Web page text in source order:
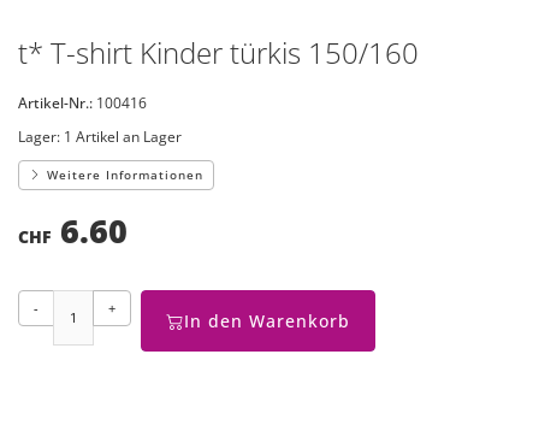
t* T-shirt Kinder türkis 150/160
Artikel-Nr.: 100416
Lager: 1 Artikel an Lager
Weitere Informationen
CHF 6.60
- +
In den Warenkorb